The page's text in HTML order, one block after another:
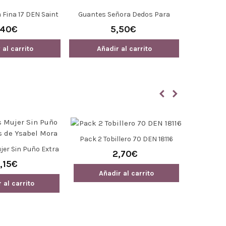
Sin Puño Extra
Ysabel Mora
al carrito
Pack 2 Tobillero 70 DEN 18116
2,70€
Añadir al carrito